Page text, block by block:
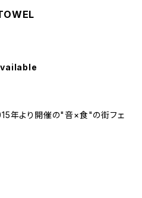
年より開催の"音×食"の街フェ